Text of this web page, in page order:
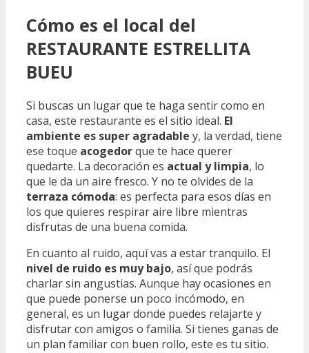
Cómo es el local del
RESTAURANTE ESTRELLITA
BUEU
Si buscas un lugar que te haga sentir como en
casa, este restaurante es el sitio ideal. El
ambiente es super agradable y, la verdad, tiene
ese toque acogedorque te hace querer
quedarte. La decoración es actual y limpia, lo
que le da un aire fresco. Y no te olvides de la
terraza cómoda: es perfecta para esos días en
los que quieres respirar aire libre mientras
disfrutas de una buena comida.
En cuanto al ruido, aquí vas a estar tranquilo. El
nivel de ruido es muy bajo, así que podrás
charlar sin angustias. Aunque hay ocasiones en
que puede ponerse un poco incómodo, en
general, es un lugar donde puedes relajarte y
disfrutar con amigos o familia. Si tienes ganas de
un plan familiar con buen rollo, este es tu sitio.